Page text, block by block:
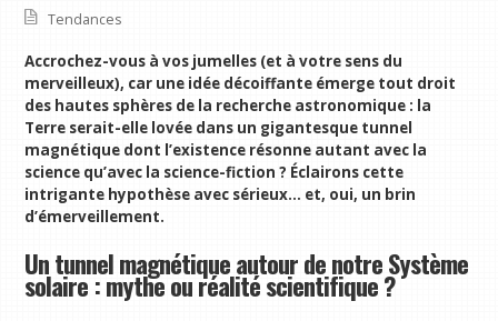
Tendances
Accrochez-vous à vos jumelles (et à votre sens du
merveilleux), car une idée décoiffante émerge tout droit
des hautes sphères de la recherche astronomique : la
Terre serait-elle lovée dans un gigantesque tunnel
magnétique dont l’existence résonne autant avec la
science qu’avec la science-fiction ? Éclairons cette
intrigante hypothèse avec sérieux… et, oui, un brin
d’émerveillement.
Un tunnel magnétique autour de notre Système
solaire : mythe ou réalité scientifique ?